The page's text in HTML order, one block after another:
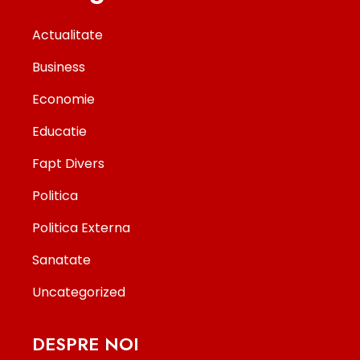
Actualitate
Business
Economie
Educatie
Fapt Divers
Politica
Politica Externa
Sanatate
Uncategorized
DESPRE NOI